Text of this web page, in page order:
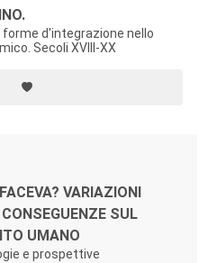
forme d'integrazione nello
Secoli XVIII-XX
VARIAZIONI
SUL
UMANO
e prospettive